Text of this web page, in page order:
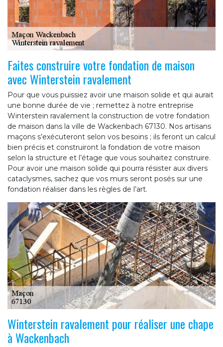
Faites construire votre fondation de maison
avec Winterstein ravalement
Pour que vous puissiez avoir une maison solide et qui aurait
une bonne durée de vie ; remettez à notre entreprise
Winterstein ravalement la construction de votre fondation
de maison dans la ville de Wackenbach 67130. Nos artisans
maçons s’exécuteront selon vos besoins ; ils feront un calcul
bien précis et construiront la fondation de votre maison
selon la structure et l’étage que vous souhaitez construire.
Pour avoir une maison solide qui pourra résister aux divers
cataclysmes, sachez que vos murs seront posés sur une
fondation réaliser dans les règles de l’art.
Winterstein ravalement pour réaliser une chape
à Wackenbach